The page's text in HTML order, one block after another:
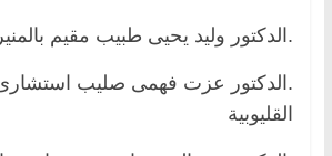
.الدكتور وليد يحيى طبيب مقيم
.الدكتور عزت فهمى صليب استشارى
القليوبية